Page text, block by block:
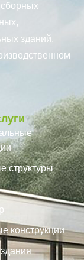
зданий,
структуры
конструкции